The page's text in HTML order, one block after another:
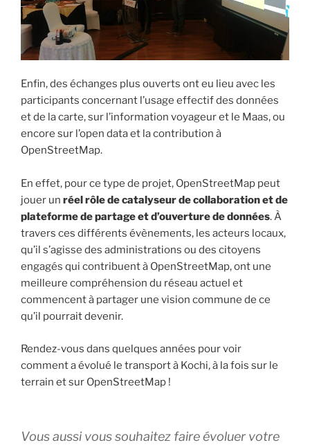
Enfin, des échanges plus ouverts ont eu lieu avec les
participants concernant l’usage effectif des données
et de la carte, sur l’information voyageur et le Maas, ou
encore sur l’open data et la contribution à
OpenStreetMap.
En effet, pour ce type de projet, OpenStreetMap peut
jouer un réel rôle de catalyseur de collaboration et de
plateforme de partage et d’ouverture de données. À
travers ces différents évènements, les acteurs locaux,
qu’il s’agisse des administrations ou des citoyens
engagés qui contribuent à OpenStreetMap, ont une
meilleure compréhension du réseau actuel et
commencent à partager une vision commune de ce
qu’il pourrait devenir.
Rendez-vous dans quelques années pour voir
comment a évolué le transport à Kochi, à la fois sur le
terrain et sur OpenStreetMap !
Vous aussi vous souhaitez faire évoluer votre